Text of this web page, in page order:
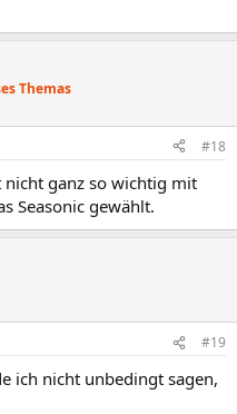
Themas
#18
nicht ganz so wichtig mit
Seasonic gewählt.
#19
ich nicht unbedingt sagen,